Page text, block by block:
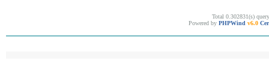
Total 0.302831(s)
Powered by PHPWind v6.0